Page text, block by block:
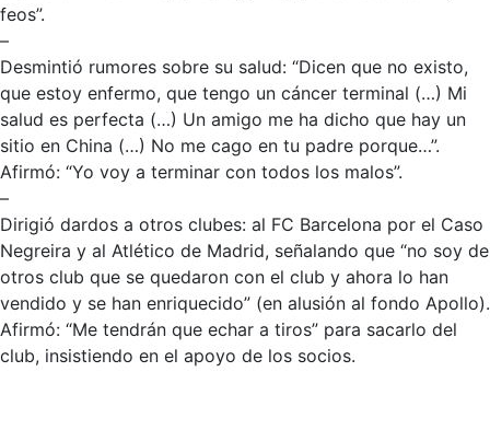
feos”.
–
Desmintió rumores sobre su salud: “Dicen que no existo,
que estoy enfermo, que tengo un cáncer terminal (…) Mi
salud es perfecta (…) Un amigo me ha dicho que hay un
sitio en China (…) No me cago en tu padre porque…”.
Afirmó: “Yo voy a terminar con todos los malos”.
–
Dirigió dardos a otros clubes: al FC Barcelona por el Caso
Negreira y al Atlético de Madrid, señalando que “no soy de
otros club que se quedaron con el club y ahora lo han
vendido y se han enriquecido” (en alusión al fondo Apollo).
Afirmó: “Me tendrán que echar a tiros” para sacarlo del
club, insistiendo en el apoyo de los socios.